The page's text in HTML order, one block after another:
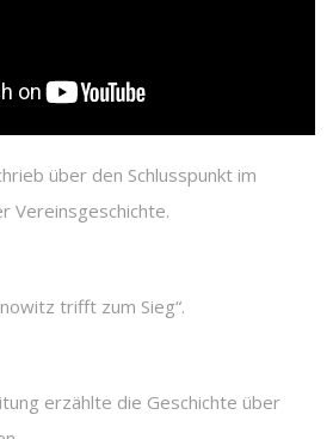
über den Schlusspunkt im
Vereinsgeschichte.
trifft zum Sieg“.
erzählte die Geschichte über